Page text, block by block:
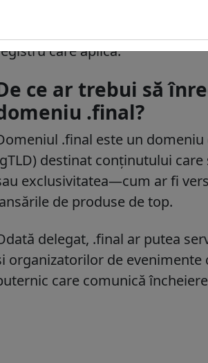
.
capacităților tehnice și a
care aplică.
ce ar trebui să
.final?
.final este un
destinat conținutului
exclusivitatea—cum ar fi
de produse de top.
delegat, .final ar putea
organizatorilor de
care comunică